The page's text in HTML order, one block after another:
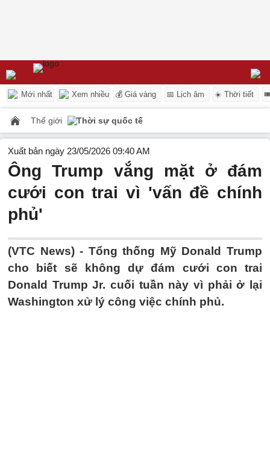
Mới nhất Xem nhiều 💰 Giá vàng 📅 Lịch âm ☀️ Thời tiết
Thế giới Thời sự quốc tế
Xuất bản ngày 23/05/2026 09:40 AM
Ông Trump vắng mặt ở đám
cưới con trai vì 'vấn đề chính
phủ'
(VTC News) - Tổng thống Mỹ Donald Trump
cho biết sẽ không dự đám cưới con trai
Donald Trump Jr. cuối tuần này vì phải ở lại
Washington xử lý công việc chính phủ.